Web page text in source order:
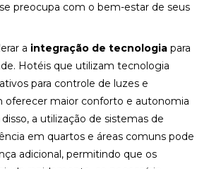
preocupa com o bem-estar de seus
a integração de tecnologia para
Hotéis que utilizam tecnologia
para controle de luzes e
oferecer maior conforto e autonomia
a utilização de sistemas de
em quartos e áreas comuns pode
adicional, permitindo que os